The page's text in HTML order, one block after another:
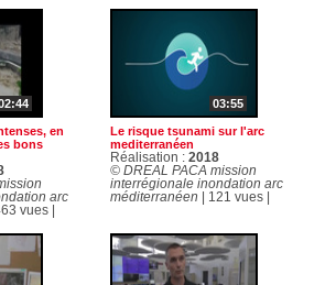
en
bons
arc
vues |
03:55
Le risque tsunami sur l'arc
mediterranéen
Réalisation : 2018
© DREAL PACA mission
interrégionale inondation arc
méditerranéen | 121 vues |